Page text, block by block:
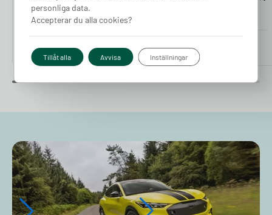
Finns i lager
Pris från
2 380kr
Pris från
2 980kr
personliga data.
Accepterar du alla cookies?
Tillåt alla Avvisa Inställningar